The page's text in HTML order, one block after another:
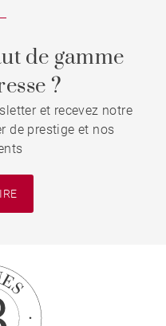
de gamme
?
et recevez notre
de prestige et nos